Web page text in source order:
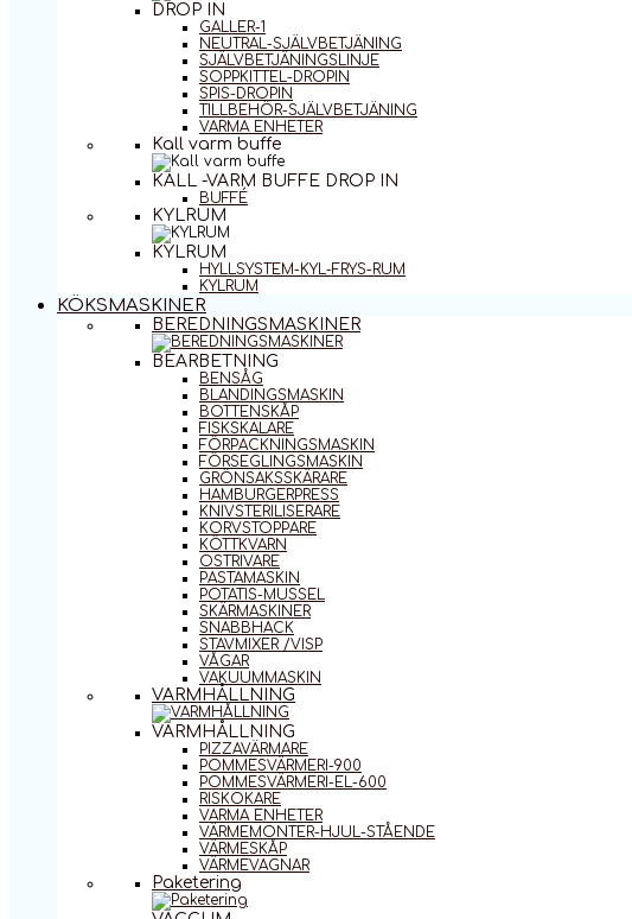
DROP IN
GALLER-1
NEUTRAL-SJÄLVBETJÄNING
SJÄLVBETJÄNINGSLINJE
SOPPKITTEL-DROPIN
SPIS-DROPIN
TILLBEHÖR-SJÄLVBETJÄNING
VARMA ENHETER
Kall varm buffe
KALL -VARM BUFFE DROP IN
BUFFÉ
KYLRUM
KYLRUM
HYLLSYSTEM-KYL-FRYS-RUM
KYLRUM
KÖKSMASKINER
BEREDNINGSMASKINER
BEARBETNING
BENSÅG
BLANDINGSMASKIN
BOTTENSKÅP
FISKSKALARE
FÖRPACKNINGSMASKIN
FÖRSEGLINGSMASKIN
GRÖNSAKSSKÄRARE
HAMBURGERPRESS
KNIVSTERILISERARE
KORVSTOPPARE
KÖTTKVARN
OSTRIVARE
PASTAMASKIN
POTATIS-MUSSEL
SKÄRMASKINER
SNABBHACK
STAVMIXER /VISP
VÅGAR
VAKUUMMASKIN
VARMHÅLLNING
VARMHÅLLNING
PIZZAVÄRMARE
POMMESVÄRMERI-900
POMMESVÄRMERI-EL-600
RISKOKARE
VARMA ENHETER
VÄRMEMONTER-HJUL-STÅENDE
VÄRMESKÅP
VÄRMEVAGNAR
Paketering